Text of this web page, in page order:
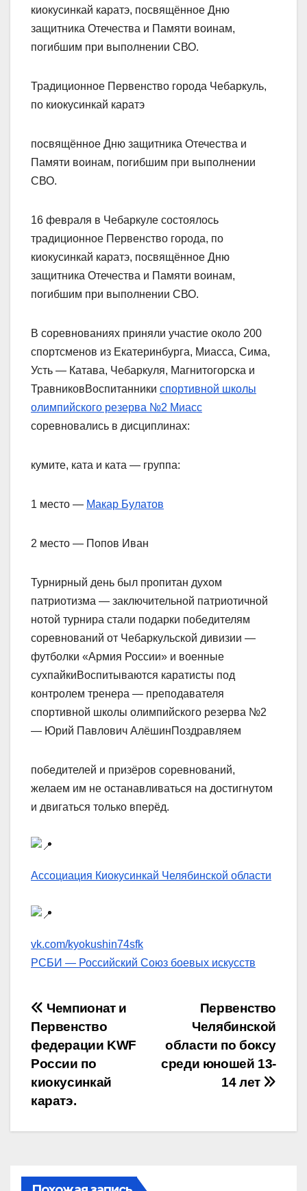
киокусинкай каратэ, посвящённое Дню
защитника Отечества и Памяти воинам,
погибшим при выполнении СВО.
Традиционное Первенство города Чебаркуль,
по киокусинкай каратэ
посвящённое Дню защитника Отечества и
Памяти воинам, погибшим при выполнении
СВО.
16 февраля в Чебаркуле состоялось
традиционное Первенство города, по
киокусинкай каратэ, посвящённое Дню
защитника Отечества и Памяти воинам,
погибшим при выполнении СВО.
В соревнованиях приняли участие около 200
спортсменов из Екатеринбурга, Миасса, Сима,
Усть — Катава, Чебаркуля, Магнитогорска и
ТравниковВоспитанники спортивной школы
олимпийского резерва №2 Миасс
соревновались в дисциплинах:
кумите, ката и ката — группа:
1 место — Макар Булатов
2 место — Попов Иван
Турнирный день был пропитан духом
патриотизма — заключительной патриотичной
нотой турнира стали подарки победителям
соревнований от Чебаркульской дивизии —
футболки «Армия России» и военные
сухпайкиВоспитываются каратисты под
контролем тренера — преподавателя
спортивной школы олимпийского резерва №2
— Юрий Павлович АлёшинПоздравляем
победителей и призёров соревнований,
желаем им не останавливаться на достигнутом
и двигаться только вперёд.
Ассоциация Киокусинкай Челябинской области
vk.com/kyokushin74sfk
РСБИ — Российский Союз боевых искусств
Навигация
по
записям
Первенство
Челябинской
области по боксу
среди юношей 13-
14 лет
Чемпионат и
Первенство
федерации KWF
России по
киокусинкай
каратэ.